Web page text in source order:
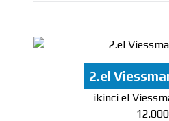
2.el
ikinci el